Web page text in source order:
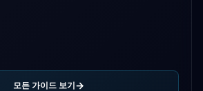
모든 가이드 보기